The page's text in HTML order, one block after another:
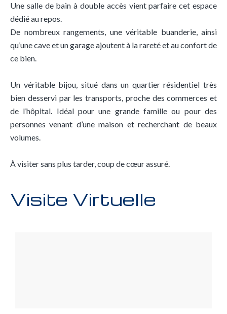
Une salle de bain à double accès vient parfaire cet espace
dédié au repos.
De nombreux rangements, une véritable buanderie, ainsi
qu’une cave et un garage ajoutent à la rareté et au confort de
ce bien.
Un véritable bijou, situé dans un quartier résidentiel très
bien desservi par les transports, proche des commerces et
de l’hôpital. Idéal pour une grande famille ou pour des
personnes venant d’une maison et recherchant de beaux
volumes.
À visiter sans plus tarder, coup de cœur assuré.
Visite Virtuelle